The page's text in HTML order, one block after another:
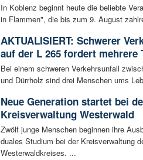
In Koblenz beginnt heute die beliebte
in Flammen", die bis zum 9. August
AKTUALISIERT: Schwerer
auf der L 265 fordert mehrere
Bei einem schweren Verkehrsunfall
und Dürrholz sind drei Menschen ums
Neue Generation startet bei
Kreisverwaltung Westerwald
Zwölf junge Menschen beginnen ihre
duales Studium bei der Kreisverwaltung
Westerwaldkreises. ...